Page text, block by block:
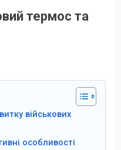
термос та
військових
особливості